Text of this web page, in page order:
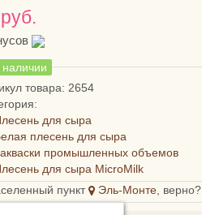
наличии
товара: 2654
для сыра
плесень для сыра
промышленных объемов
для сыра MicroMilk
пункт
Эль-Монте, верно?